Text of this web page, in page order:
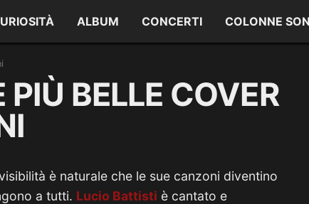
ALBUM CONCERTI COLONNE
BELLE COVER
è naturale che le sue canzoni diventino
a tutti. Lucio Battisti è cantato e